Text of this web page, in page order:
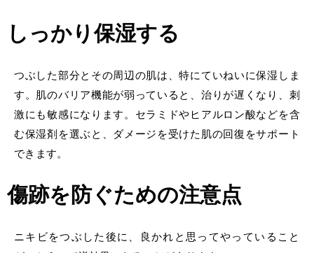
しっかり保湿する
つぶした部分とその周辺の肌は、特にていねいに保湿しま
す。肌のバリア機能が弱っていると、治りが遅くなり、刺
激にも敏感になります。セラミドやヒアルロン酸などを含
む保湿剤を選ぶと、ダメージを受けた肌の回復をサポート
できます。
傷跡を防ぐための注意点
ニキビをつぶした後に、良かれと思ってやっていること